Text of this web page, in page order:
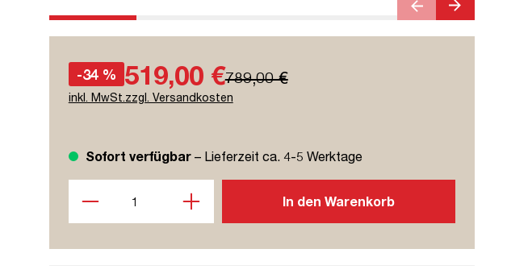
-34 % 519,00 €789,00 €
inkl. MwSt.zzgl. Versandkosten
Sofort verfügbar– Lieferzeit ca. 4-5 Werktage
In den Warenkorb